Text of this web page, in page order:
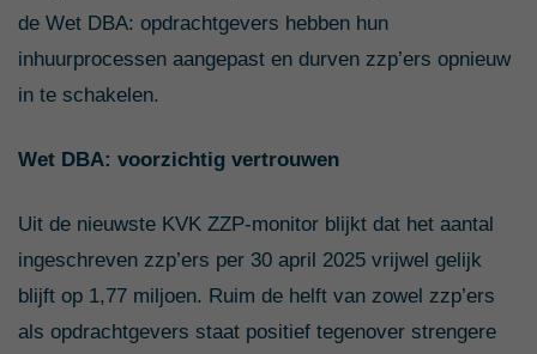
de Wet DBA: opdrachtgevers hebben hun
inhuurprocessen aangepast en durven zzp’ers opnieuw
in te schakelen.
Wet DBA: voorzichtig vertrouwen
Uit de nieuwste KVK ZZP-monitor blijkt dat het aantal
ingeschreven zzp’ers per 30 april 2025 vrijwel gelijk
blijft op 1,77 miljoen. Ruim de helft van zowel zzp’ers
als opdrachtgevers staat positief tegenover strengere